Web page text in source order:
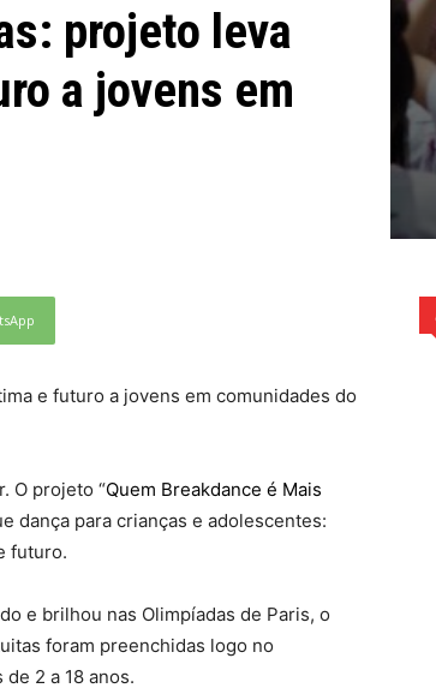
projeto leva
a jovens em
e futuro a jovens em comunidades do
O projeto “Quem Breakdance é Mais
dança para crianças e adolescentes:
futuro.
e brilhou nas Olimpíadas de Paris, o
foram preenchidas logo no
2 a 18 anos.